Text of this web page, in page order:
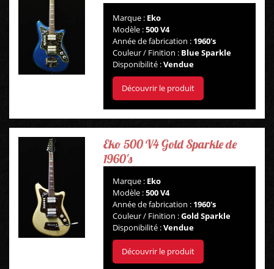
Marque : Eko
Modèle :500 V4
Année de fabrication : 1960's
Couleur / Finition : Blue Sparkle
Disponibilité :Vendue
Découvrir le produit
Eko 500 V4 Gold Sparkle de
1960's
Marque : Eko
Modèle :500 V4
Année de fabrication : 1960's
Couleur / Finition :Gold Sparkle
Disponibilité :Vendue
Découvrir le produit